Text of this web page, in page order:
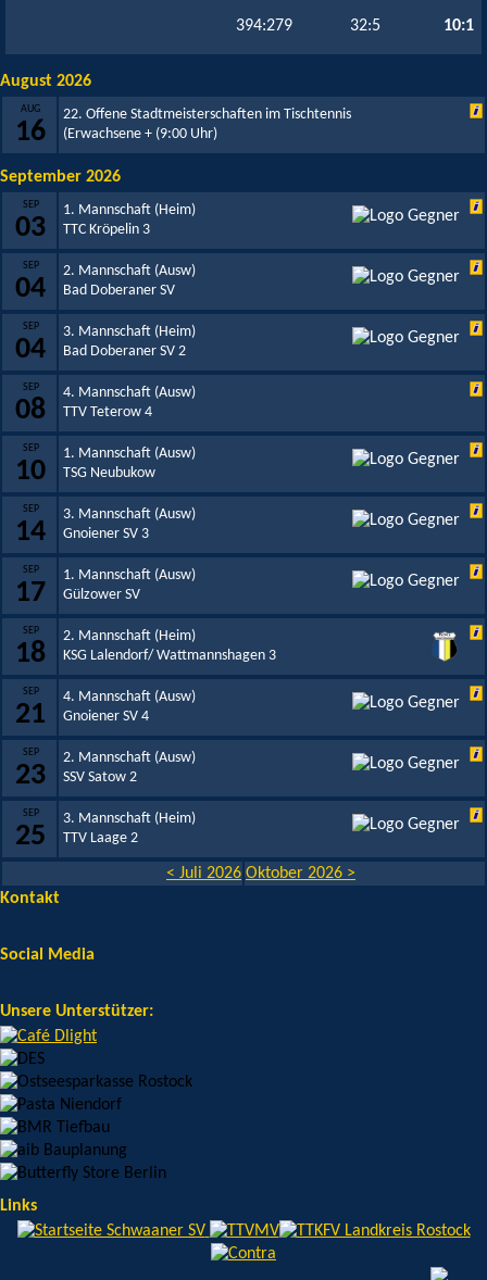
394:279 32:5 10:1
August 2026
AUG
16
22. Offene Stadtmeisterschaften im Tischtennis
(Erwachsene + (9:00 Uhr)
September 2026
SEP
03
1. Mannschaft (Heim)
TTC Kröpelin 3
SEP
04
2. Mannschaft (Ausw)
Bad Doberaner SV
SEP
04
3. Mannschaft (Heim)
Bad Doberaner SV 2
SEP
08
4. Mannschaft (Ausw)
TTV Teterow 4
SEP
10
1. Mannschaft (Ausw)
TSG Neubukow
SEP
14
3. Mannschaft (Ausw)
Gnoiener SV 3
SEP
17
1. Mannschaft (Ausw)
Gülzower SV
SEP
18
2. Mannschaft (Heim)
KSG Lalendorf/ Wattmannshagen 3
SEP
21
4. Mannschaft (Ausw)
Gnoiener SV 4
SEP
23
2. Mannschaft (Ausw)
SSV Satow 2
SEP
25
3. Mannschaft (Heim)
TTV Laage 2
< Juli 2026 Oktober 2026 >
Kontakt
Social Media
Unsere Unterstützer:
Links